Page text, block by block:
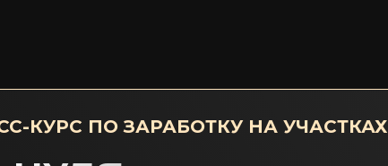
КУРС ПО ЗАРАБОТКУ НА УЧАСТКАХ